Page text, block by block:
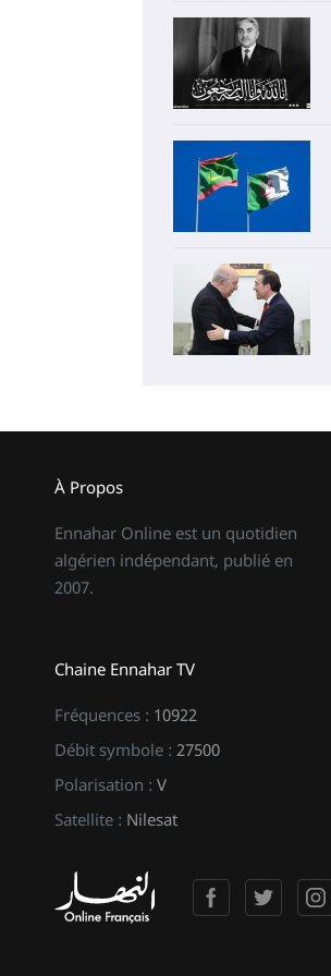
À Propos
Ennahar Online est un quotidien
algérien indépendant, publié en
2007.
Chaine Ennahar TV
Fréquences : 10922
Débit symbole : 27500
Polarisation : V
Satellite : Nilesat